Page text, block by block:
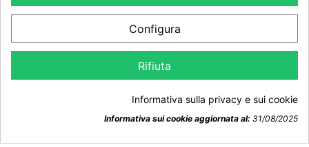
accetto il trattamento dei dati ai sensi del GDPR 2016/679
© Copyright 2026 Trophy Hunt. All Rights Reserved.
Configura
Rifiuta
Informativa sulla privacy e sui cookie
Informativa sui cookie aggiornata al: 31/08/2025